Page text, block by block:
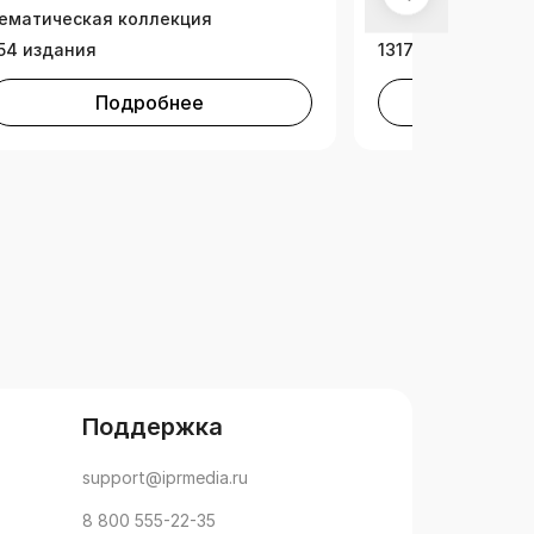
коллекция
издания
Подробнее
Тематическая
1317 изданий
Поддержка
support@iprmedia.ru
8 800 555-22-35